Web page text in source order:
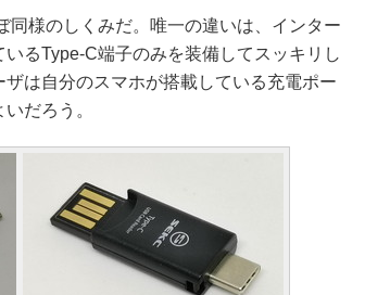
様のしくみだ。唯一の違いは、インター
るType-C端子のみを装備してスッキリし
は自分のスマホが搭載している充電ポー
だろう。